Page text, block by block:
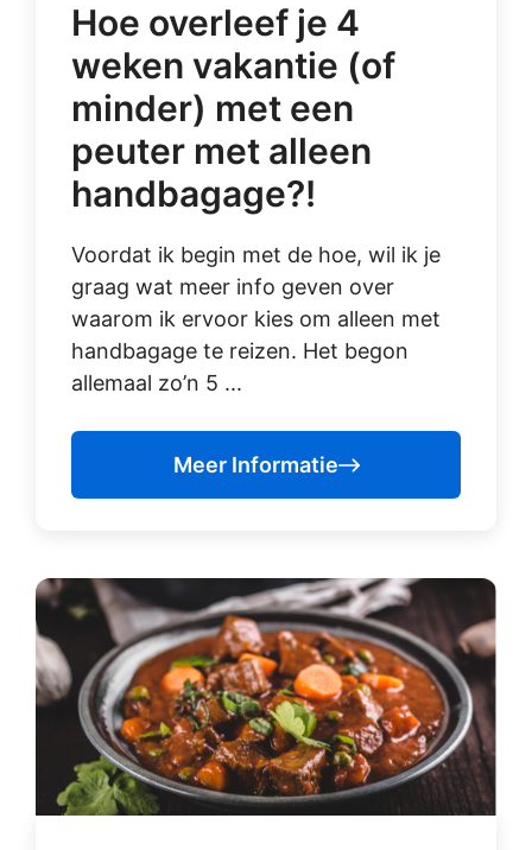
Hoe overleef je 4
weken vakantie (of
minder) met een
peuter met alleen
handbagage?!
Voordat ik begin met de hoe, wil ik je
graag wat meer info geven over
waarom ik ervoor kies om alleen met
handbagage te reizen. Het begon
allemaal zo’n 5 ...
Meer Informatie